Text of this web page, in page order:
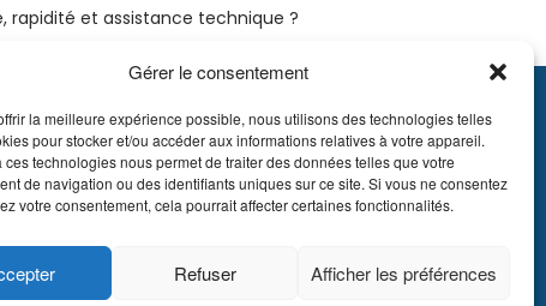
Gérer le consentement
la meilleure expérience possible, nous utilisons des technologies telles
pour stocker et/ou accéder aux informations relatives à votre appareil.
ces technologies nous permet de traiter des données telles que votre
de navigation ou des identifiants uniques sur ce site. Si vous ne consentez
votre consentement, cela pourrait affecter certaines fonctionnalités.
Refuser Afficher les préférences
rapidité et assistance technique ?
7340 2410 9862
LDA Belgium, tous
réservés.